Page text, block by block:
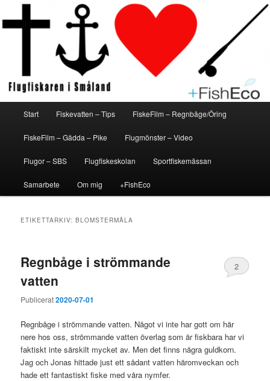
Hoppa
till
primärt
Hoppa
till
sekundärt
Flugfiskaren i Småland
En flugfiskeblogg för alla
Start Fiskevatten – Tips FiskeFilm – Regnbåge/Öring
FiskeFilm – Gädda – Pike Flugmönster – Video
Flugor – SBS Flugfiskeskolan Sportfiskemässan
Samarbete Om mig +FishEco
ETIKETTARKIV:BLOMSTERMÅLA
Regnbåge i strömmande
vatten
Publicerat2020-07-01
2
Regnbåge i strömmande vatten. Något vi inte har gott om här
nere hos oss, strömmande vatten överlag som är fiskbara har vi
faktiskt inte särskilt mycket av. Men det finns några guldkorn.
Jag och Jonas hittade just ett sådant vatten häromveckan och
hade ett fantastiskt fiske med våra nymfer.